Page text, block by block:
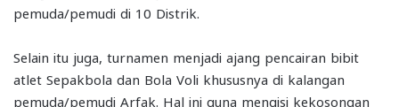
pemuda/pemudi di 10 Distrik.
Selain itu juga, turnamen menjadi ajang pencairan bibit
atlet Sepakbola dan Bola Voli khususnya di kalangan
pemuda/pemudi Arfak. Hal ini guna mengisi kekosongan